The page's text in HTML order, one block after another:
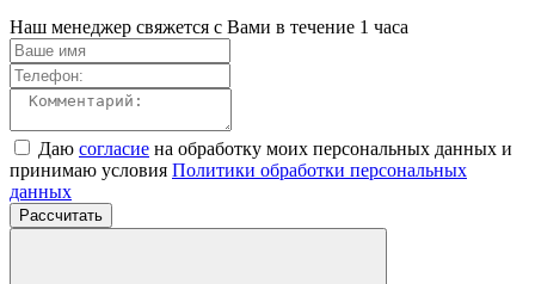
Наш менеджер свяжется с Вами в течение 1 часа
Даю согласие на обработку моих персональных данных и
принимаю условия Политики обработки персональных
данных
Рассчитать